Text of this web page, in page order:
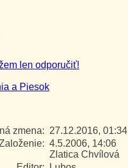
len odporučiť!
a Piesok
zmena: 27.12.2016, 01:34
4.5.2006, 14:06
Zlatica Chvílová